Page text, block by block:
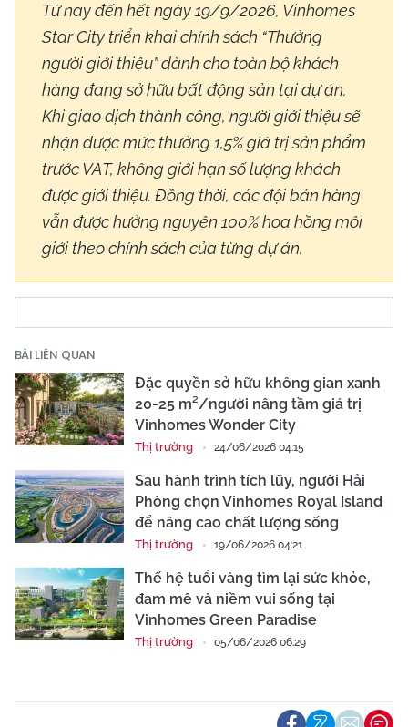
Từ nay đến hết ngày 19/9/2026, Vinhomes
Star City triển khai chính sách “Thưởng
người giới thiệu” dành cho toàn bộ khách
hàng đang sở hữu bất động sản tại dự án.
Khi giao dịch thành công, người giới thiệu sẽ
nhận được mức thưởng 1,5% giá trị sản phẩm
trước VAT, không giới hạn số lượng khách
được giới thiệu. Đồng thời, các đội bán hàng
vẫn được hưởng nguyên 100% hoa hồng môi
giới theo chính sách của từng dự án.
BÀI LIÊN QUAN
Đặc quyền sở hữu không gian xanh
20-25 m²/người nâng tầm giá trị
Vinhomes Wonder City
Thị trường 24/06/2026 04:15
Sau hành trình tích lũy, người Hải
Phòng chọn Vinhomes Royal Island
để nâng cao chất lượng sống
Thị trường 19/06/2026 04:21
Thế hệ tuổi vàng tìm lại sức khỏe,
đam mê và niềm vui sống tại
Vinhomes Green Paradise
Thị trường 05/06/2026 06:29